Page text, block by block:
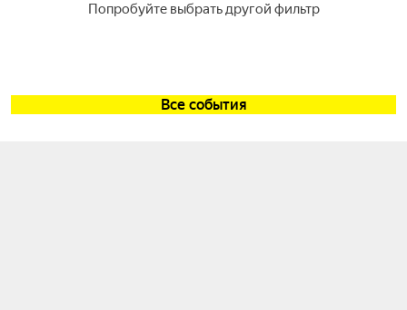
Попробуйте выбрать другой фильтр
Все события